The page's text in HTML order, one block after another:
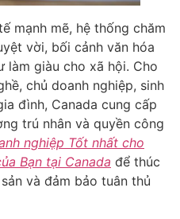
mạnh mẽ, hệ thống chăm
vời, bối cảnh văn hóa
làm giàu cho xã hội. Cho
chủ doanh nghiệp, sinh
đình, Canada cung cấp
trú nhân và quyền công
nghiệp Tốt nhất cho
Bạn tại Canada để thúc
và đảm bảo tuân thủ